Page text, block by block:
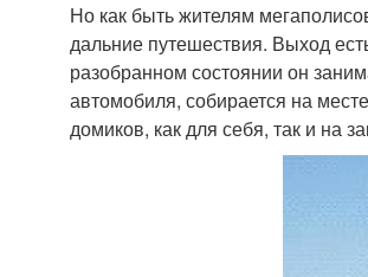
Но как быть жителям
дальние путешествия. Выход
разобранном состоянии он
автомобиля, собирается на
домиков, как для себя, так и на